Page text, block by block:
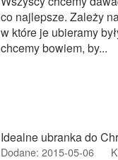
co najlepsze. Zależy
w które je ubieramy
chcemy bowiem, by...
Idealne ubranka do
Dodane: 2015-05-06